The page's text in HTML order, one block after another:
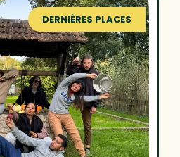
DERNIÈRES PLACES